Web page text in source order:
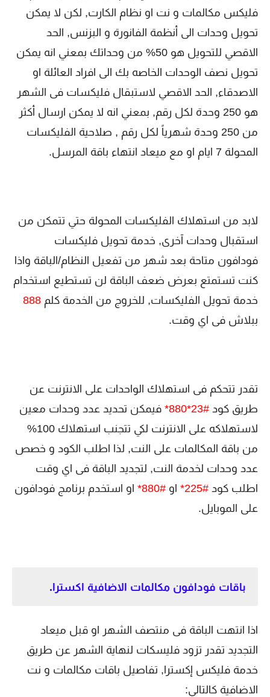
فليكس مكالمات و نت او نظام الكارت, لكن لا يمكن
تحويل وحدات الى أنظمة الفانورة و البزنس, الحد
الاقصي للتحويل هو 50% من وحداتك بمعني انه يمكن
تحويل نصف الوحدات الخاصه بك الى افراد العائلة او
الاصدقاء, الحد الاقصي لاستبقال فليكسات فى الشهر
هو 250 وحدة لكل رقم, بمعني انه لا يمكن ارسال أكثر
من 250 وحدة شهرياً لكل رقم , صلاحية الفليكسات
المحولة 7 ايام او مع ميعاد انتهاء باقة المرسل.
لابد من استهلاك الفليكسات المحولة حتي تتمكن من
استقبال وحدات آخرى, خدمة تحويل فليكسات
فودافون متاحة بعد شهر من تفعيل النظام/الباقة واذا
كنت تستمتع بعرض ضعف الباقة لن تستطيع استخدام
خدمة تحويل الفليكسات, للخروج من الخدمة كلم 888
ببلاش فى اي وقت.
تقدر تتحكم فى استهلاك الواحدات على الانترنت عن
طريق كود #23*880*
فيمكن تحديد عدد وحدات معين
لاستهلاكه على الانترنت لكي تتجنب استهلاك 100%
من باقة المكالمات على النت, لذا اطلب الكود و خصص
عدد وحدات لخدمة النت, لتجديد الباقة فى اي وقت
اطلب كود #225* او #880*
او استخدم برنامج فودافون
على الموبايل.
باقات فودافون مكالمات الاضافية اكسترا.
اذا انتهت الباقة فى منتصف الشهر او قبل ميعاد
التجديد تقدر تزود فليسكات لنهاية الشهر عن طريق
خدمة فليكس إكسترا, تفاصيل باقات مكالمات و نت
الاضافية كالتالي: